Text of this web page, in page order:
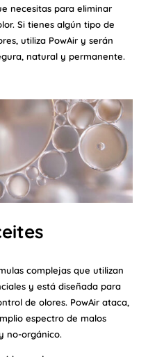
necesitas para eliminar
Si tienes algún tipo de
utiliza PowAir y serán
natural y permanente.
complejas que utilizan
y está diseñada para
de olores. PowAir ataca,
espectro de malos
no-orgánico.